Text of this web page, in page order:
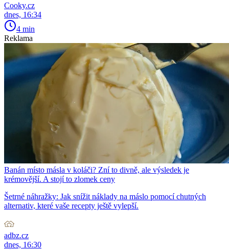
Cooky.cz
dnes, 16:34
4 min
Reklama
Banán místo másla v koláči? Zní to divně, ale výsledek je
krémovější. A stojí to zlomek ceny
Šetrné náhražky: Jak snížit náklady na máslo pomocí chutných
alternativ, které vaše recepty ještě vylepší.
adbz.cz
dnes, 16:30